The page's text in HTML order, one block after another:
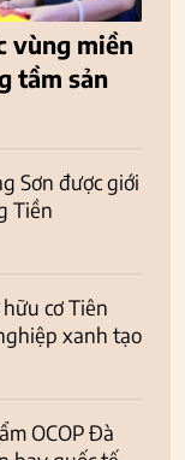
vùng miền
tầm sản
Sơn được giới
Tiền
cơ Tiên
xanh tạo
OCOP Đà